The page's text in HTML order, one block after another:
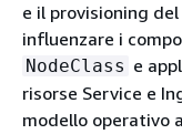
e il provisioning
influenzare i
NodeClass e
risorse Service e
modello operativo